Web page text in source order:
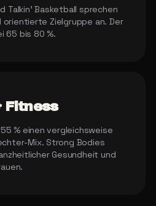
Talkin' Basketball sprechen
Zielgruppe an. Der
65 bis 80 %.
Fitness
% einen vergleichsweise
Mix. Strong Bodies
Gesundheit und